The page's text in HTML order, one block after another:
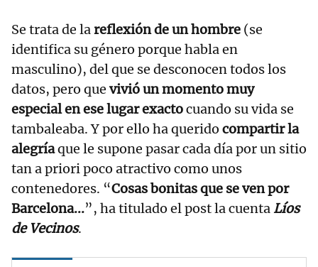
Se trata de lareflexión de un hombre (se
identifica su género porque habla en
masculino), del que se desconocen todos los
datos, pero que vivió un momento muy
especial en ese lugar exactocuando su vida se
tambaleaba. Y por ello ha querido compartir la
alegríaque le supone pasar cada día por un sitio
tan a priori poco atractivo como unos
contenedores. “Cosas bonitas que se ven por
Barcelona...”, ha titulado el post la cuentaLíos
de Vecinos.